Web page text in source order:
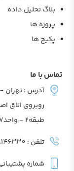
بلاگ تحلیل داده
پروژه ها
پکیج ها
تماس با ما
آدرس : تهران -
طبقه2 - واحد7
تلفن : 88146330 - 88146323
شماره پشتیبانی :